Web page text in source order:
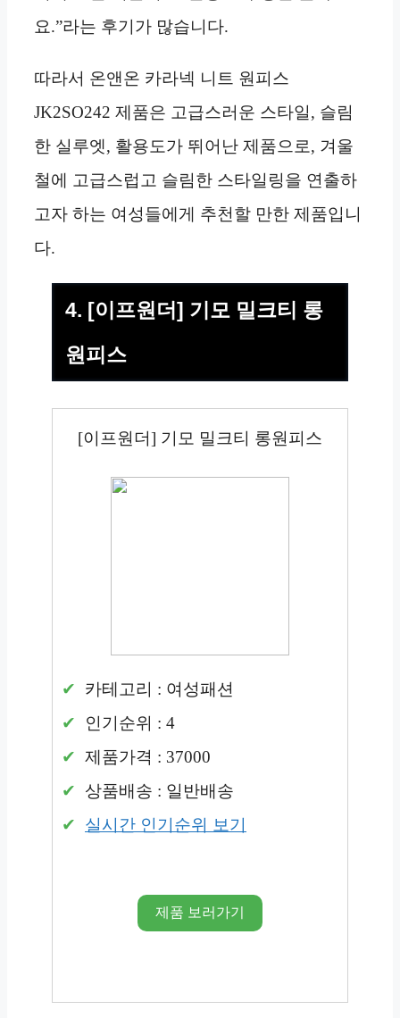
요.”라는 후기가 많습니다.
따라서 온앤온 카라넥 니트 원피스
JK2SO242 제품은 고급스러운 스타일, 슬림
한 실루엣, 활용도가 뛰어난 제품으로, 겨울
철에 고급스럽고 슬림한 스타일링을 연출하
고자 하는 여성들에게 추천할 만한 제품입니
다.
4. [이프원더] 기모 밀크티 롱
원피스
[이프원더] 기모 밀크티 롱원피스
카테고리 : 여성패션
인기순위 : 4
제품가격 : 37000
상품배송 : 일반배송
실시간 인기순위 보기
제품 보러가기